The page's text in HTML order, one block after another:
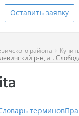
Оставить заявку
района
р-н, аг.
терминов